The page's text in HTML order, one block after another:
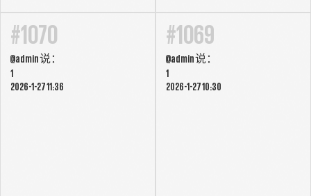
#1070
@admin说：
1
2026-1-27 11:36
#1069
@admin说：
1
2026-1-27 10:30